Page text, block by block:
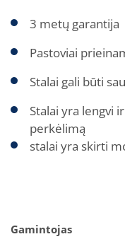
3 metų garantija
Pastoviai
Stalai gali būti
Stalai yra lengvi
perkėlimą
stalai yra skirti
Gamintojas